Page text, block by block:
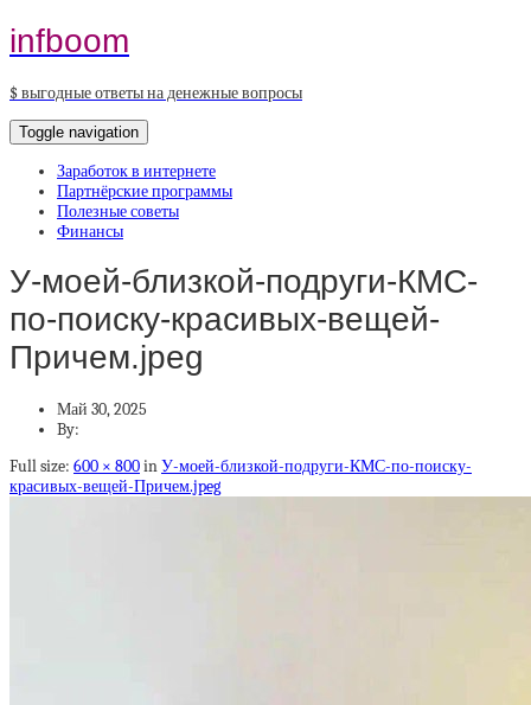
infboom
$ выгодные ответы на денежные вопросы
Toggle navigation
Заработок в интернете
Партнёрские программы
Полезные советы
Финансы
У-моей-близкой-подруги-КМС-
по-поиску-красивых-вещей-
Причем.jpeg
Май 30, 2025
By:
Full size: 600 × 800inУ-моей-близкой-подруги-КМС-по-поиску-
красивых-вещей-Причем.jpeg